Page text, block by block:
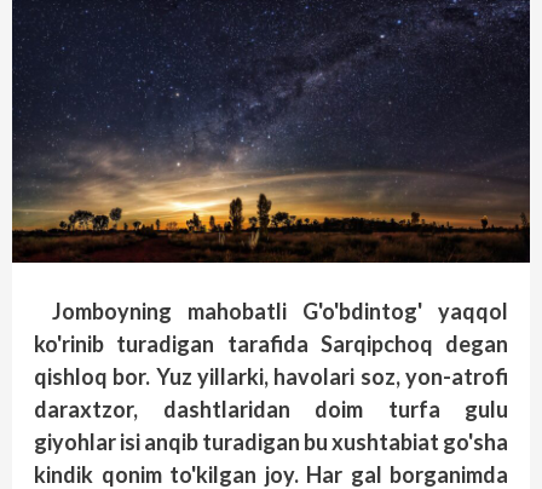
Jomboyning mahobatli G'o'bdintog' yaqqol
ko'rinib turadigan tarafida Sarqipchoq degan
qishloq bor. Yuz yillarki, havolari soz, yon-atrofi
daraxtzor, dashtlaridan doim turfa gulu
giyohlar isi anqib turadigan bu xushtabiat go'sha
kindik qonim to'kilgan joy. Har gal borganimda